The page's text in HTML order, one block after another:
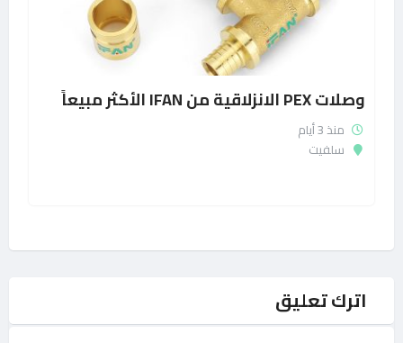
وصلات PEX الانزلاقية من IFAN الأكثر مبيعاً
منذ 3 أيام
سلفيت
اترك تعليق